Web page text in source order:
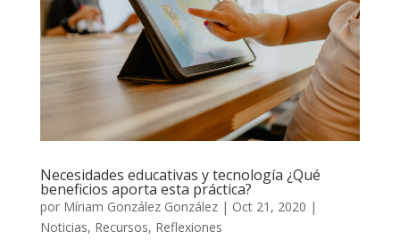
Necesidades educativas y tecnología ¿Qué
beneficios aporta esta práctica?
por Míriam González González| Oct 21, 2020 |
Noticias, Recursos, Reflexiones